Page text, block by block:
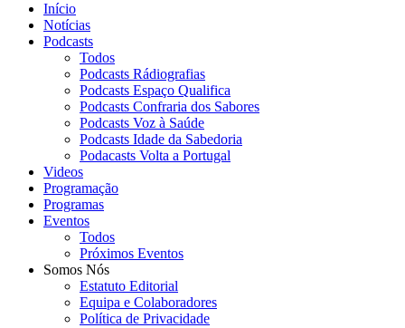
Início
Notícias
Podcasts
Todos
Podcasts Rádiografias
Podcasts Espaço Qualifica
Podcasts Confraria dos Sabores
Podcasts Voz à Saúde
Podcasts Idade da Sabedoria
Podacasts Volta a Portugal
Videos
Programação
Programas
Eventos
Todos
Próximos Eventos
Somos Nós
Estatuto Editorial
Equipa e Colaboradores
Política de Privacidade